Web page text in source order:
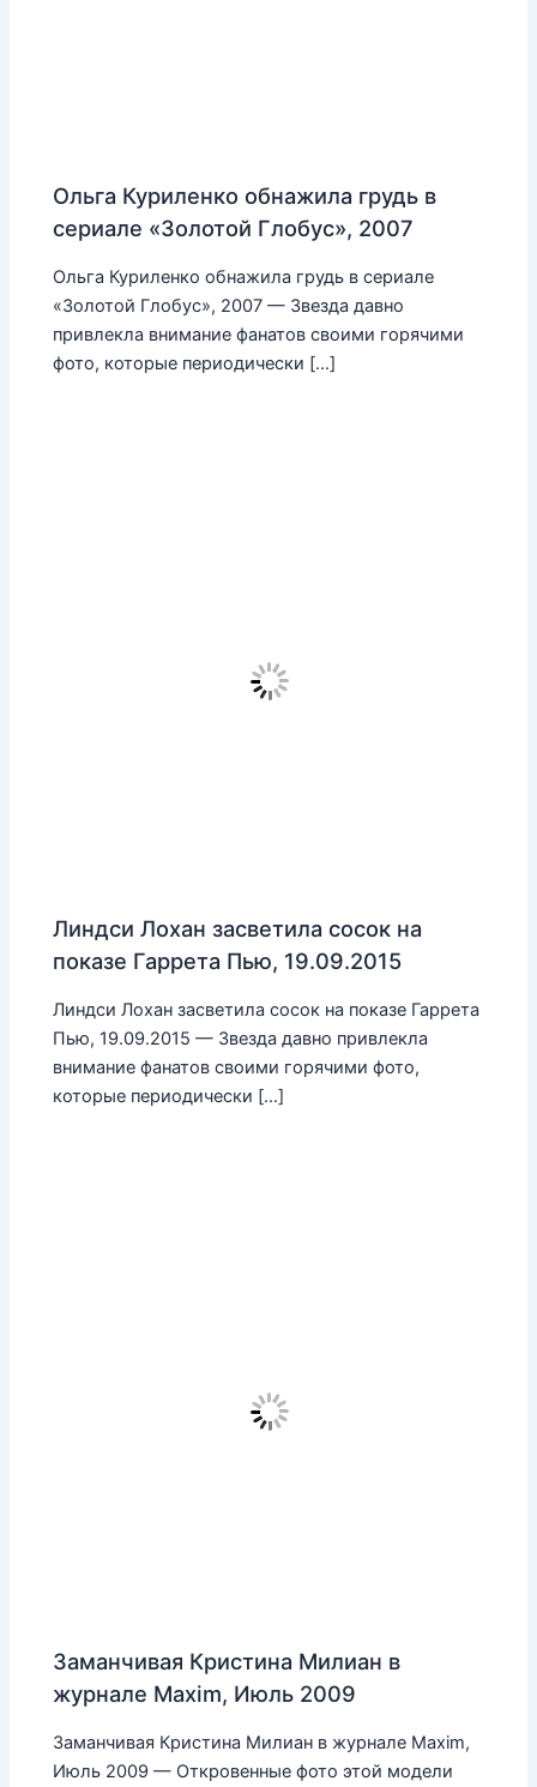
Ольга Куриленко обнажила грудь в
сериале «Золотой Глобус», 2007
Ольга Куриленко обнажила грудь в сериале
«Золотой Глобус», 2007 — Звезда давно
привлекла внимание фанатов своими горячими
фото, которые периодически […]
Линдси Лохан засветила сосок на
показе Гаррета Пью, 19.09.2015
Линдси Лохан засветила сосок на показе Гаррета
Пью, 19.09.2015 — Звезда давно привлекла
внимание фанатов своими горячими фото,
которые периодически […]
Заманчивая Кристина Милиан в
журнале Maxim, Июль 2009
Заманчивая Кристина Милиан в журнале Maxim,
Июль 2009 — Откровенные фото этой модели